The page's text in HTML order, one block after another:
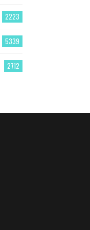
2223
5339
2712